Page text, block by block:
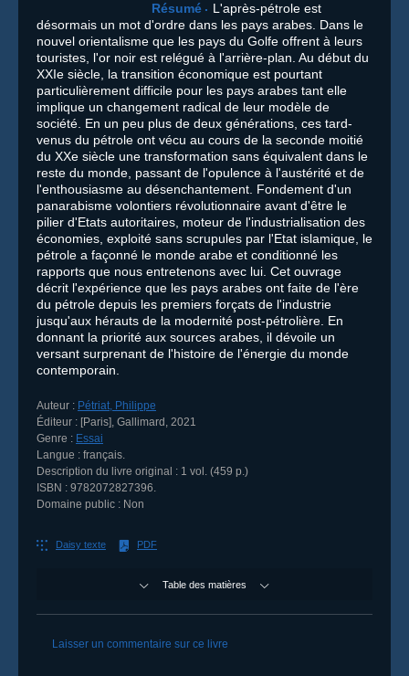
Résumé
L'après-pétrole est
désormais un mot d'ordre dans les pays arabes. Dans le
nouvel orientalisme que les pays du Golfe offrent à leurs
touristes, l'or noir est relégué à l'arrière-plan. Au début du
XXIe siècle, la transition économique est pourtant
particulièrement difficile pour les pays arabes tant elle
implique un changement radical de leur modèle de
société. En un peu plus de deux générations, ces tard-
venus du pétrole ont vécu au cours de la seconde moitié
du XXe siècle une transformation sans équivalent dans le
reste du monde, passant de l'opulence à l'austérité et de
l'enthousiasme au désenchantement. Fondement d'un
panarabisme volontiers révolutionnaire avant d'être le
pilier d'Etats autoritaires, moteur de l'industrialisation des
économies, exploité sans scrupules par l'Etat islamique, le
pétrole a façonné le monde arabe et conditionné les
rapports que nous entretenons avec lui. Cet ouvrage
décrit l'expérience que les pays arabes ont faite de l'ère
du pétrole depuis les premiers forçats de l'industrie
jusqu'aux hérauts de la modernité post-pétrolière. En
donnant la priorité aux sources arabes, il dévoile un
versant surprenant de l'histoire de l'énergie du monde
contemporain.
Auteur : Pétriat, Philippe
Éditeur : [Paris], Gallimard , 2021
Genre : Essai
Langue : français.
Description du livre original : 1 vol. (459 p.)
ISBN : 9782072827396.
Domaine public : Non
Daisy texte PDF
Table des matières
Laisser un commentaire sur ce livre